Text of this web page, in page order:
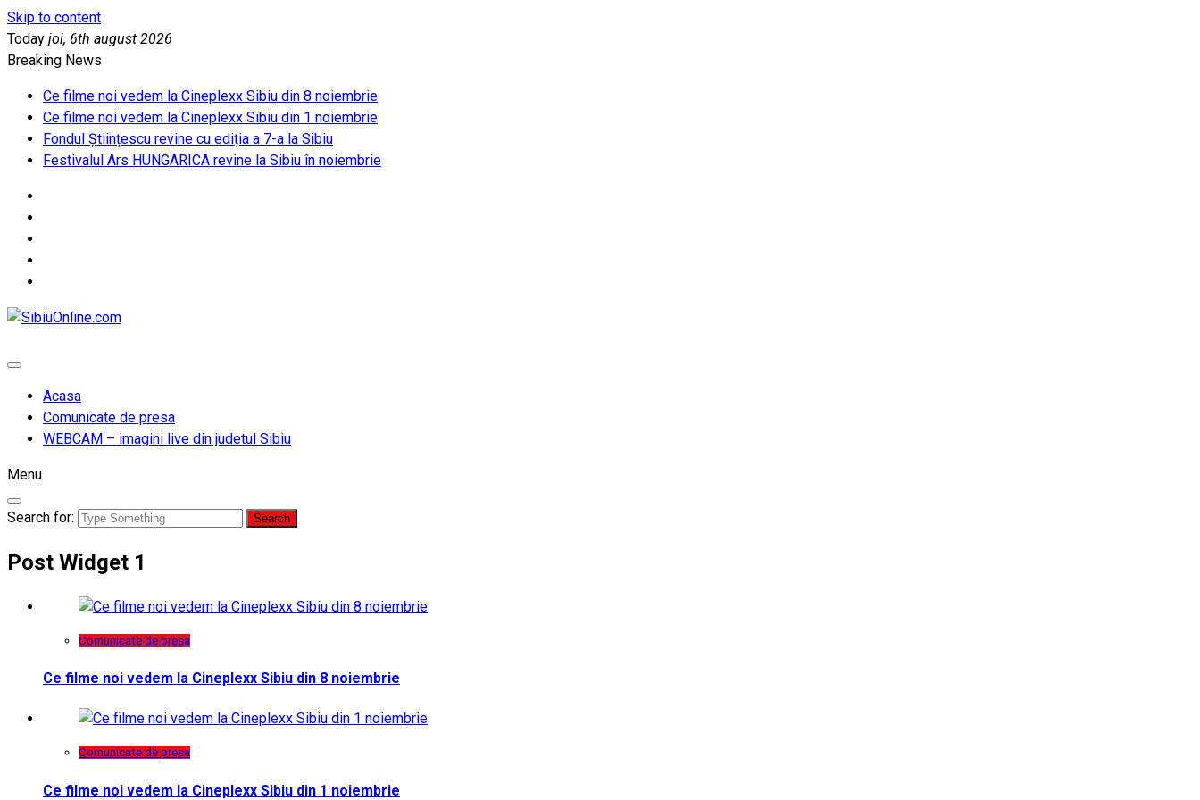
Skip to content
Today joi, 6th august 2026
Breaking News
Ce filme noi vedem la Cineplexx Sibiu din 8 noiembrie
Ce filme noi vedem la Cineplexx Sibiu din 1 noiembrie
Fondul Științescu revine cu ediția a 7-a la Sibiu
Festivalul Ars HUNGARICA revine la Sibiu în noiembrie
Acasa
Comunicate de presa
WEBCAM – imagini live din judetul Sibiu
Menu
Search for:
Post Widget 1
Comunicate de presa
Ce filme noi vedem la Cineplexx Sibiu din 8 noiembrie
Comunicate de presa
Ce filme noi vedem la Cineplexx Sibiu din 1 noiembrie